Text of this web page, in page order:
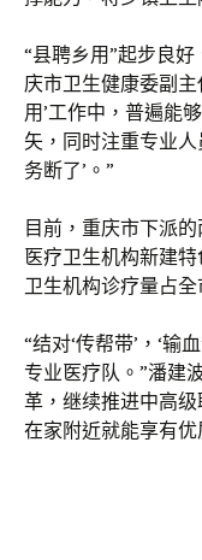
“县聘乡用”起步良
庆市卫生健康委副主
用’工作中，普遍能
矢，同时注重专业
务断了’。”
目前，重庆市下派
医疗卫生机构新建
卫生机构诊疗量占全
“结对‘传帮带’，‘输
专业医疗队。”潘建
革，继续推进中高
在家附近就能享有优